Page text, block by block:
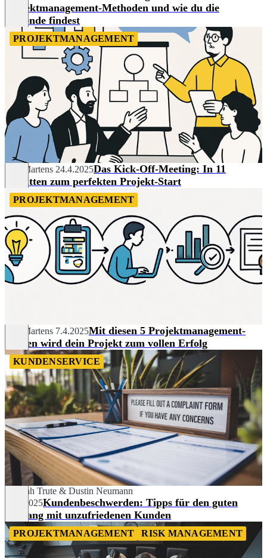
Projektmanagement-Methoden und wie du die
passende findest
PROJEKTMANAGEMENT
Nils Martens 24.4.2025Das Kick-Off-Meeting: In 11
Schritten zum perfekten Projekt-Start
PROJEKTMANAGEMENT
Nils Martens 7.4.2025Mit diesen 5 Projektmanagement-
Phasen wird dein Projekt zum vollen Erfolg
KUNDENSERVICE
Hannah Trute & Dustin Neumann
26.3.2025Kundenbeschwerden: Tipps für den guten
Umgang mit unzufriedenen Kunden
PROJEKTMANAGEMENT RISK MANAGEMENT